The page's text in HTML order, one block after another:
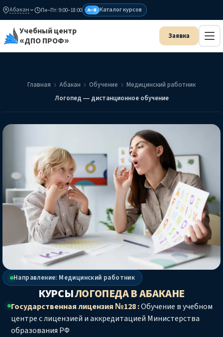
Абакан Пн–Пт: 9:00–18:00 А–Я Каталог курсов
Учебный центр
«ДПО ПРОФ»
Главная Абакан Обучение
Медицинский работник
Логопед — дистанционное обучение
Направление: Медицинский работник
КУРСЫЛОГОПЕДАВ АБАКАНЕ
Государственная лицензия №128 :Обучение в учебном
центре с лицензией и аккредитацией Министерства
образования РФ